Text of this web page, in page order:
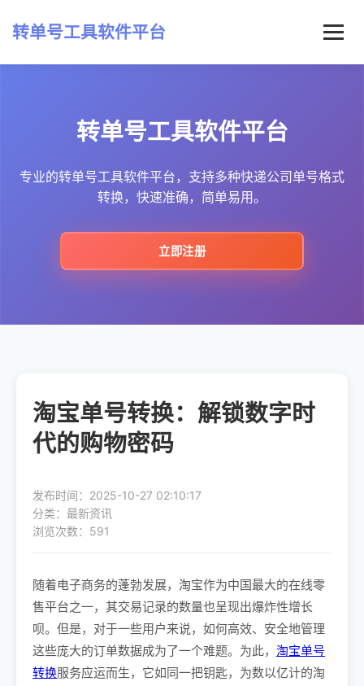
转单号工具软件平台
常见问题
最新资讯
转单号工具软件平台
专业的转单号工具软件平台，支持多种快递公司单号格式
转换，快速准确，简单易用。
立即注册
淘宝单号转换：解锁数字时
代的购物密码
发布时间：2025-10-27 02:10:17
分类：最新资讯
浏览次数：591
随着电子商务的蓬勃发展，淘宝作为中国最大的在线零
售平台之一，其交易记录的数量也呈现出爆炸性增长
呗。但是，对于一些用户来说，如何高效、安全地管理
这些庞大的订单数据成为了一个难题。为此， 淘宝单号
转换服务应运而生，它如同一把钥匙，为数以亿计的淘